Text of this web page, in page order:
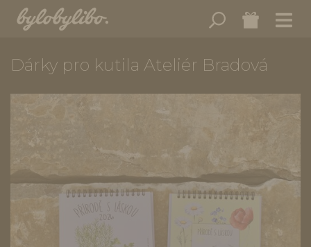
Dárky pro kutila Ateliér Bradová